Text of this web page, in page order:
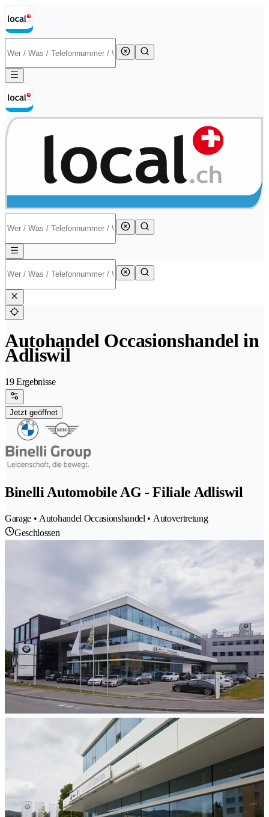
Autohandel Occasionshandel in
Adliswil
19 Ergebnisse
Jetzt geöffnet
Binelli Automobile AG - Filiale Adliswil
Garage • Autohandel Occasionshandel • Autovertretung
Geschlossen